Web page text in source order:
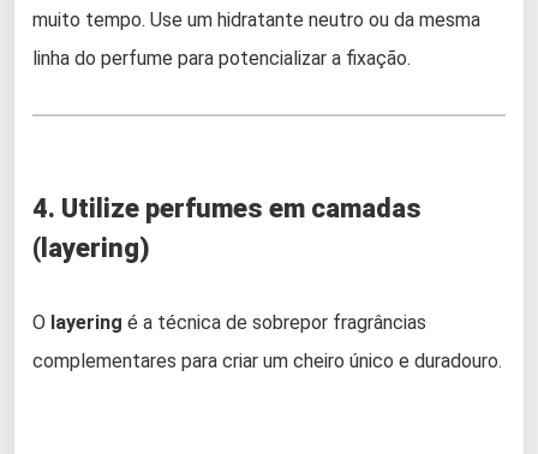
muito tempo. Use um hidratante neutro ou da mesma
linha do perfume para potencializar a fixação.
4. Utilize perfumes em camadas
(layering)
O layering é a técnica de sobrepor fragrâncias
complementares para criar um cheiro único e duradouro.